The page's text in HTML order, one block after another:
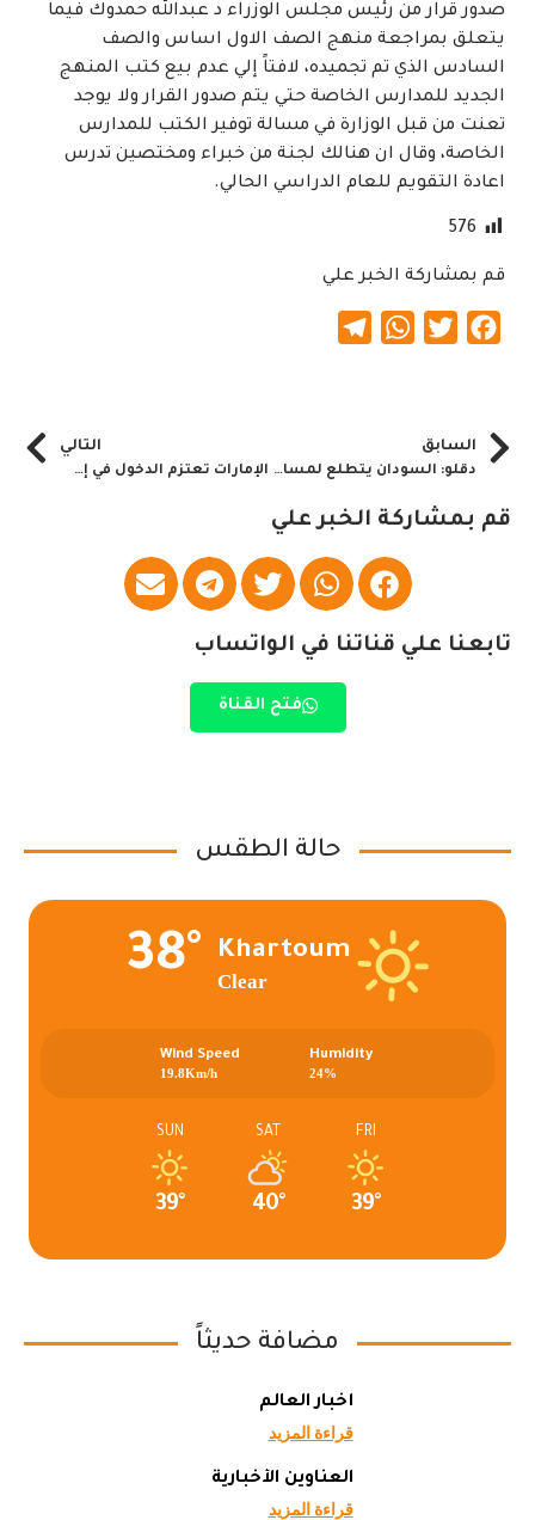
صدور قرار من رئيس مجلس الوزراء د عبدالله حمدوك فيما
يتعلق بمراجعة منهج الصف الاول اساس والصف
السادس الذي تم تجميده، لافتاً إلي عدم بيع كتب المنهج
الجديد للمدارس الخاصة حتي يتم صدور القرار ولا يوجد
تعنت من قبل الوزارة في مسالة توفير الكتب للمدارس
الخاصة، وقال ان هنالك لجنة من خبراء ومختصين تدرس
اعادة التقويم للعام الدراسي الحالي.
576
قم بمشاركة الخبر علي
Facebook
Twitter
WhatsApp
السابق
دقلو: السودان يتطلع لمساندة الإتحاد الافريقي خلال الإنتقالية
التالي
الإمارات تعتزم الدخول في إستثمارات اقتصادية بالسودان
قم بمشاركة الخبر علي
تابعنا علي قناتنا في الواتساب
فتح القناة
حالة الطقس
Khartoum
Clear
38°
Humidity
24%
Wind Speed
19.8Km/h
FRI
39°
SAT
40°
SUN
39°
مضافة حديثاً
أخبار العالم
قراءة المزيد
العناوين الأخبارية
قراءة المزيد